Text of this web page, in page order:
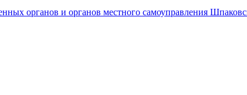
органов и органов местного самоуправления